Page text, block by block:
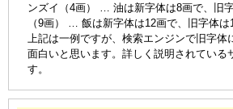
ンズイ（4画） … 油は新字体は8画で、旧
（9画） … 飯は新字体は12画で、旧字体は
上記は一例ですが、検索エンジンで旧字体
面白いと思います。詳しく説明されている
す。